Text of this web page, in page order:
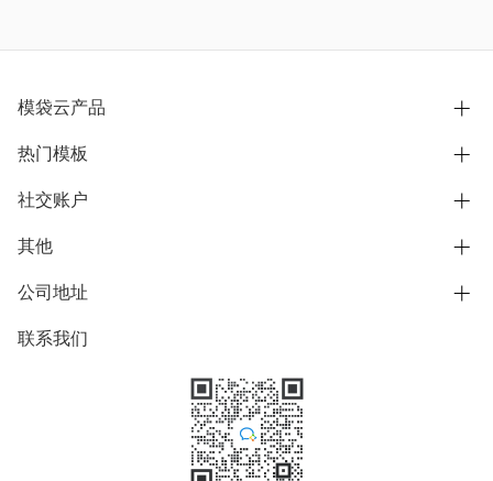
模袋云产品
别墅设计营销
模型协同展示分享
别墅社区
别墅模板
热门模板
欧式别墅
中式别墅
日式别墅
社交账户
B站
抖音
微信公众号
其他
用户服务协议
隐私政策
公司地址
上海市浦东新区东方路1215-1217号
联系我们